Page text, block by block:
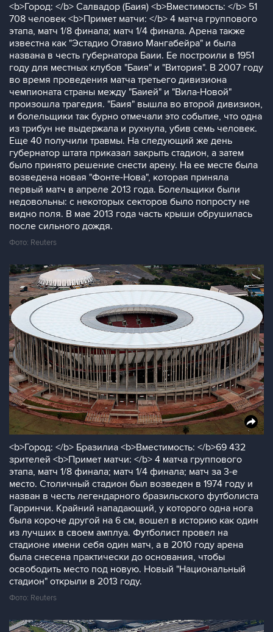
<b>Город: </b> Салвадор (Баия) <b>Вместимость: </b> 51
708 человек <b>Примет матчи: </b> 4 матча группового
этапа, матч 1/8 финала; матч 1/4 финала. Арена также
известна как "Эстадио Отавио Мангабейра" и была
названа в честь губернатора Баии. Ее построили в 1951
году для местных клубов "Баия" и "Витория". В 2007 году
во время проведения матча третьего дивизиона
чемпионата страны между "Баией" и "Вила-Новой"
произошла трагедия. "Баия" вышла во второй дивизион,
и болельщики так бурно отмечали это событие, что одна
из трибун не выдержала и рухнула, убив семь человек.
Еще 40 получили травмы. На следующий же день
губернатор штата приказал закрыть стадион, а затем
было принято решение снести арену. На ее месте была
возведена новая "Фонте-Нова", которая приняла
первый матч в апреле 2013 года. Болельщики были
недовольны: с некоторых секторов было попросту не
видно поля. В мае 2013 года часть крыши обрушилась
после сильного дождя.
Фото: Reuters
<b>Город: </b> Бразилиа <b>Вместимость: </b>69 432
зрителей <b>Примет матчи: </b> 4 матча группового
этапа, матч 1/8 финала; матч 1/4 финала; матч за 3-е
место. Столичный стадион был возведен в 1974 году и
назван в честь легендарного бразильского футболиста
Гарринчи. Крайний нападающий, у которого одна нога
была короче другой на 6 см, вошел в историю как один
из лучших в своем амплуа. Футболист провел на
стадионе имени себя один матч, а в 2010 году арена
была снесена практически до основания, чтобы
освободить место под новую. Новый "Национальный
стадион" открыли в 2013 году.
Фото: Reuters